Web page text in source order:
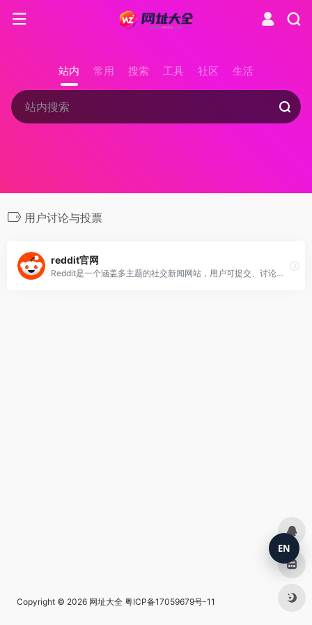
站内 常用 搜索 工具 社区 生活
用户讨论与投票
reddit官网
Reddit是一个涵盖多主题的社交新闻网站，用户可提交、讨论及投票内容，通过高排名展示热门帖子，并拥有众多社区供用户选择加入，是全球数百万用户自由开放讨论新闻和事件的平台。
Copyright © 2026 网址大全 粤ICP备17059679号-11
EN